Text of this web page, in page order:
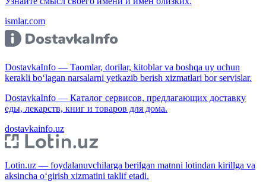
ismlar.com
DostavkaInfo — Taomlar, dorilar, kitoblar va boshqa uy uchun
kerakli bo‘lagan narsalarni yetkazib berish xizmatlari bor servislar.
DostavkaInfo — Каталог сервисов, предлагающих доставку
еды, лекарств, книг и товаров для дома.
dostavkainfo.uz
Lotin.uz — foydalanuvchilarga berilgan matnni lotindan kirillga va
aksincha o‘girish xizmatini taklif etadi.